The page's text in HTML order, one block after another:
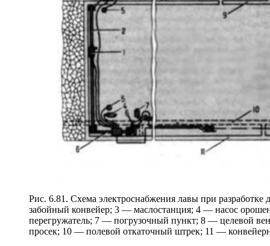
Рис. 6.81. Схема электроснабжения лавы при
забойный конвейер; 3 — маслостанция; 4 — насос
перегружатель; 7 — погрузочный пункт; 8 — целевой
просек; 10 — полевой откаточный штрек; 11 —